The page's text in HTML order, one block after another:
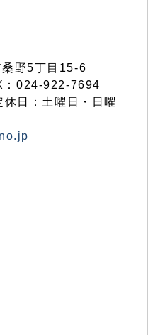
野5丁目15-6
024-922-7694
日：土曜日・日曜